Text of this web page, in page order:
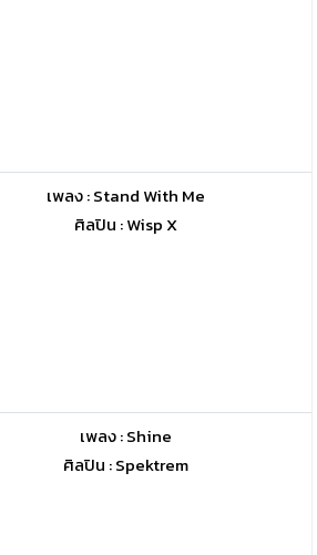
เพลง : Stand With Me
ศิลปิน : Wisp X
เพลง : Shine
ศิลปิน : Spektrem